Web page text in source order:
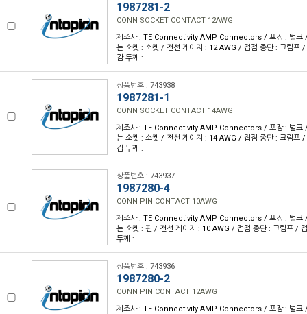
1987281-2
CONN SOCKET CONTACT 12AWG
제조사 : TE Connectivity AMP Connectors / 포장 : 벌크
는 소켓 : 소켓 / 전선 게이지 : 12 AWG / 접점 종단 : 크림프
감 두께 :
상품번호 : 743938
1987281-1
CONN SOCKET CONTACT 14AWG
제조사 : TE Connectivity AMP Connectors / 포장 : 벌크
는 소켓 : 소켓 / 전선 게이지 : 14 AWG / 접점 종단 : 크림프
감 두께 :
상품번호 : 743937
1987280-4
CONN PIN CONTACT 10AWG
제조사 : TE Connectivity AMP Connectors / 포장 : 벌크
는 소켓 : 핀 / 전선 게이지 : 10 AWG / 접점 종단 : 크림프 /
두께 :
상품번호 : 743936
1987280-2
CONN PIN CONTACT 12AWG
제조사 : TE Connectivity AMP Connectors / 포장 : 벌크